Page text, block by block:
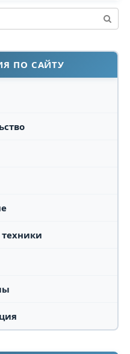
ПО САЙТУ